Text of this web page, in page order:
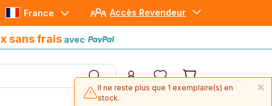
Accès Revendeur
France
sans frais avec
avec Paypal
×
Il ne reste plus que 1 exemplaire(s) en
stock.